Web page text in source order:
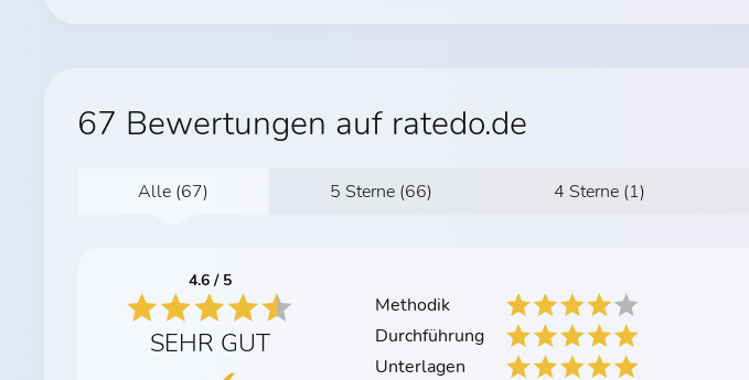
67 Bewertungen auf ratedo.de
Alle (67) 5 Sterne (66) 4 Sterne (1)
4.6 / 5
SEHR GUT
Methodik
Durchführung
Unterlagen